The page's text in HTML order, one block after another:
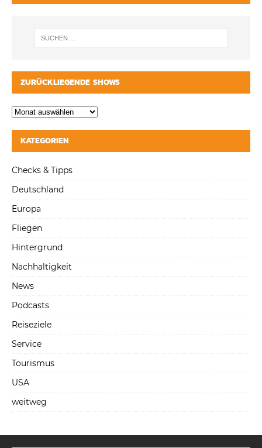
ZURÜCKLIEGENDE SHOWS
KATEGORIEN
Checks & Tipps
Deutschland
Europa
Fliegen
Hintergrund
Nachhaltigkeit
News
Podcasts
Reiseziele
Service
Tourismus
USA
weitweg